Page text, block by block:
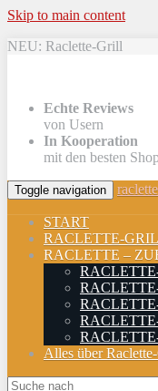
Skip to main content
NEU: Raclette-Grill
Echte Reviews
von Usern
In Kooperation
mit den besten
Toggle navigation
START
RACLETTE-
RACLETTE –
Alles über